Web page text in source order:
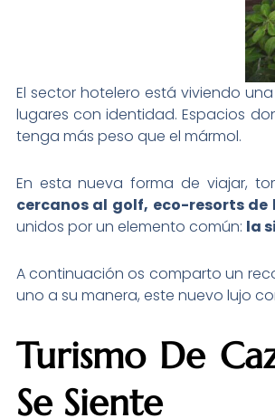
El sector hotelero está viviendo
lugares con identidad. Espacios
tenga más peso que el mármol.
En esta nueva forma de viajar,
cercanos al golf, eco-resorts
unidos por un elemento común: la
A continuación os comparto un
uno a su manera, este nuevo lujo
Turismo De
Se Siente